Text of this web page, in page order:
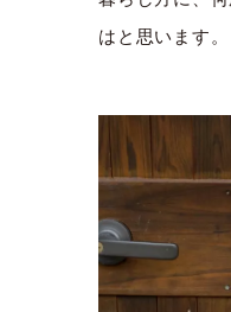
はと思います。